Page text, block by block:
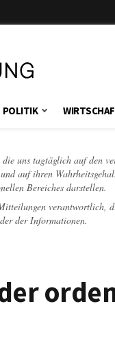
POLITIK
uns tagtäglich auf den
auf ihren
Bereiches darstellen.
verantwortlich,
der Informationen.